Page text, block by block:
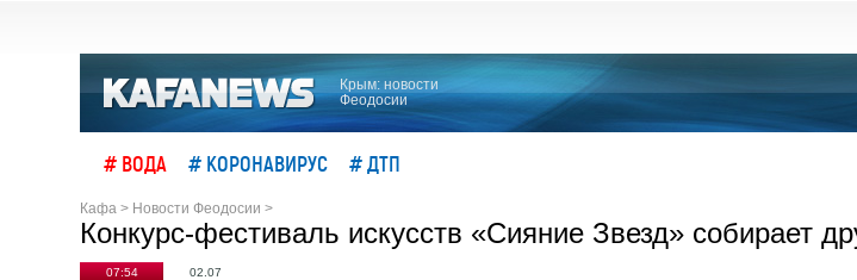
Крым: новости
Феодосии
# ВОДА # КОРОНАВИРУС # ДТП
Кафа > Новости Феодосии >
Конкурс-фестиваль искусств «Сияние Звезд» собирает
07:54 02.07